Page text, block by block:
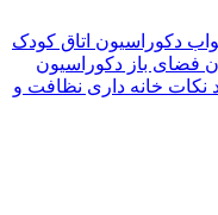
دکوراسیون اتاق کودک
فضای باز دکوراسیون
نکات خانه داری نظافت و